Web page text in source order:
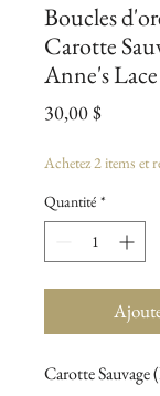
Boucles
Carotte
Anne's
30,00 $Prix
Achetez 2 items et
Quantité *
Carotte Sauvage